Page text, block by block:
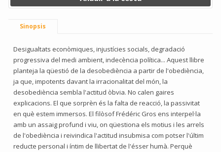
Sinopsis
Desigualtats econòmiques, injustícies socials, degradació
progressiva del medi ambient, indecència política... Aquest llibre
planteja la qüestió de la desobediència a partir de l'obediència,
ja que, impotents davant la irracionalitat del món, la
desobediència sembla l'actitud òbvia. No calen gaires
explicacions. El que sorprèn és la falta de reacció, la passivitat
en què estem immersos. El filòsof Frédéric Gros ens interpel·la
amb un assaig profund i viu, on qüestiona els motius i les arrels
de l'obediència i reivindica l'actitud insubmisa com potser l'últim
reducte personal i íntim de llibertat de l'ésser humà. Perquè